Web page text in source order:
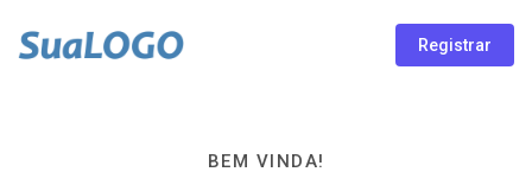
Registrar
BEM VINDA!